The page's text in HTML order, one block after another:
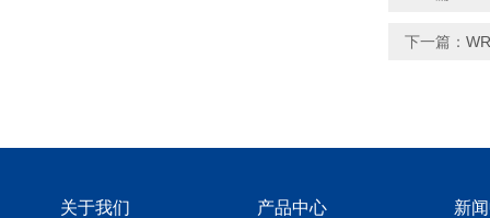
下一篇：
关于我们 产品中心 新